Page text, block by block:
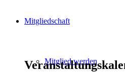
Mitgliedschaft
Mitglied werden